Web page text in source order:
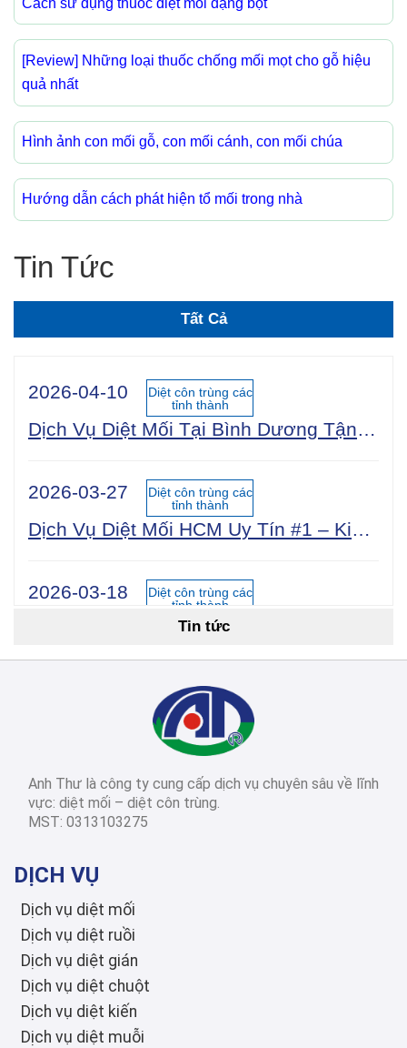
[Review] Những loại thuốc chống mối mọt cho gỗ hiệu
quả nhất
Hình ảnh con mối gỗ, con mối cánh, con mối chúa
Hướng dẫn cách phát hiện tổ mối trong nhà
Tin Tức
Tất Cả
2026-04-10
Diệt côn trùng các
tỉnh thành
Dịch Vụ Diệt Mối Tại Bình Dương Tận Gốc 100% An Toàn Sinh Học | Công Ty Uy Tín Năm 2025
2026-03-27
Diệt côn trùng các
tỉnh thành
Dịch Vụ Diệt Mối HCM Uy Tín #1 – Kiểm Tra Miễn Phí 24/7, Bảo Hành 5 Năm
2026-03-18
Diệt côn trùng các
tỉnh thành
Diệt côn trùng các
tỉnh thành
2026-03-03
Diệt côn trùng các
tỉnh thành
Tin tức
Anh Thư là công ty cung cấp dịch vụ chuyên sâu về lĩnh
vực: diệt mối – diệt côn trùng.
MST: 0313103275
DỊCH VỤ
Dịch vụ diệt mối
Dịch vụ diệt ruồi
Dịch vụ diệt gián
Dịch vụ diệt chuột
Dịch vụ diệt kiến
Dịch vụ diệt muỗi